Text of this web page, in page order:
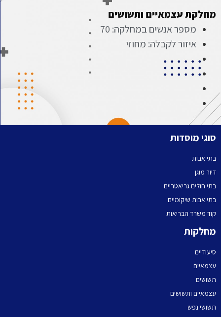
מחלקת עצמאיים ותשושים
מספר אנשים במחלקה: 70
איזור לקבלה: מחוזי
סוגי מוסדות
בתי אבות
דיור מוגן
בתי חולים גריאטריים
בתי אבות שיקומיים
קוד משרד הבריאות
מחלקות
סיעודיים
עצמאיים
תשושים
עצמאיים ותשושים
תשושי נפש